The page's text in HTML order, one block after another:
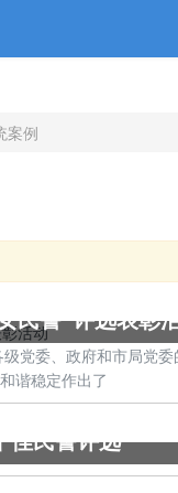
案例
民警”评选表彰
党委、政府和市局党
谐稳定作出了
佳民警评选